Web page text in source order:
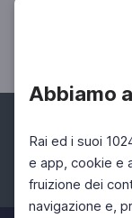
Abbiamo
Rai ed i suoi
e app, cookie e
fruizione dei
navigazione e,
Facebook